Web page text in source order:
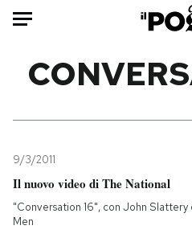
Mondo
Politica
Tecnologia
9/3/2011
Il nuovo video di The National
"Conversation 16", con John Slattery
Men